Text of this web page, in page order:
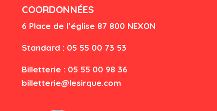
COORDONNÉES
6 Place de l’église 87 800 NEXON
Standard : 05 55 00 73 53
Billetterie : 05 55 00 98 36
billetterie@lesirque.com